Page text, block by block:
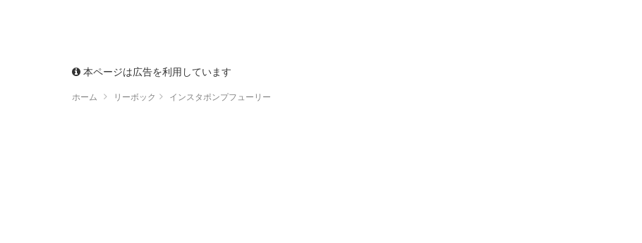
本ページは広告を利用しています
ホーム リーボック インスタポンプフューリー